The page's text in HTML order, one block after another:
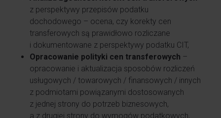
z perspektywy przepisów podatku
dochodowego – ocena, czy korekty cen
transferowych są prawidłowo rozliczane
i dokumentowane z perspektywy podatku CIT,
Opracowanie polityki cen transferowych –
opracowanie i aktualizacja sposobów rozliczeń
usługowych / towarowych / finansowych / innych
z podmiotami powiązanymi dostosowanych
z jednej strony do potrzeb biznesowych,
a z drugiej strony do wymogów podatkowych,